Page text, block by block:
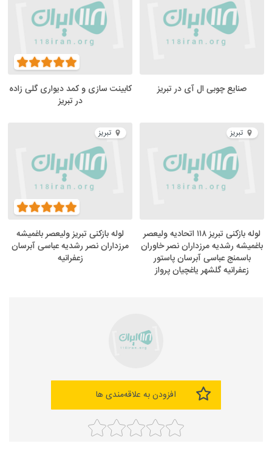
صنایع چوبی ال آی در تبریز
کابینت سازی و کمد دیواری گلی زاده
در تبریز
تبریز
لوله بازکنی تبریز ۱۱۸ اتحادیه ولیعصر
باغمیشه رشدیه مرزداران نصر خاوران
باسمنج عباسی آبرسان پاستور
زعفرانیه گلشهر یاغچیان پرواز
تبریز
لوله بازکنی تبریز ولیعصر باغمیشه
مرزداران نصر رشدیه عباسی آبرسان
زعفرانیه
افزودن به علاقه‌مندی ها